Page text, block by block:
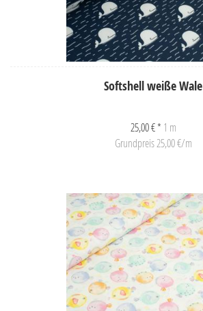
Softshell weiße Wale
25,00 € * 1 m
Grundpreis 25,00 €/m